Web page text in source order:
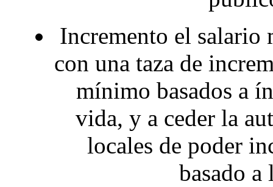
Incremento el salario
con una taza de
mínimo basados a
vida, y a ceder la
locales de poder
basado